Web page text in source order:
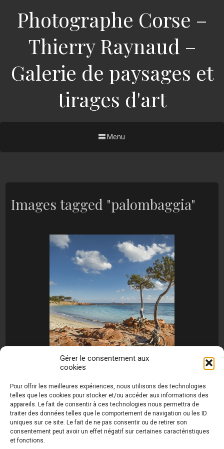
Gérer le consentement aux
cookies
Pour offrir les meilleures expériences, nous utilisons des technologies
telles que les cookies pour stocker et/ou accéder aux informations des
appareils. Le fait de consentir à ces technologies nous permettra de
traiter des données telles que le comportement de navigation ou les ID
uniques sur ce site. Le fait de ne pas consentir ou de retirer son
consentement peut avoir un effet négatif sur certaines caractéristiques
et fonctions.
Photographe Corse –
Thierry Raynaud –
Galerie de paysages et
tirages d'art
Menu
Images tagged "palombaggia"